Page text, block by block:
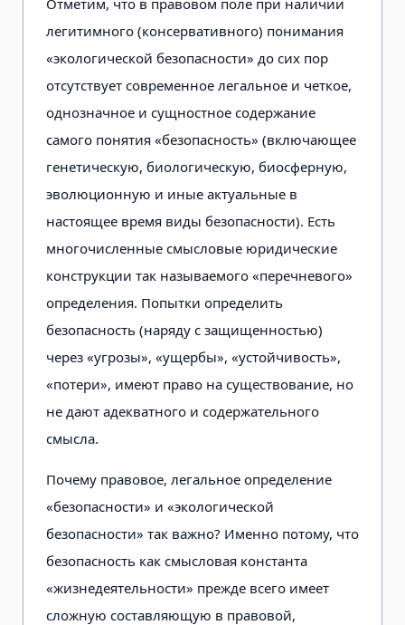
Отметим, что в правовом поле при наличии
легитимного (консервативного) понимания
«экологической безопасности» до сих пор
отсутствует современное легальное и четкое,
однозначное и сущностное содержание
самого понятия «безопасность» (включающее
генетическую, биологическую, биосферную,
эволюционную и иные актуальные в
настоящее время виды безопасности). Есть
многочисленные смысловые юридические
конструкции так называемого «перечневого»
определения. Попытки определить
безопасность (наряду с защищенностью)
через «угрозы», «ущербы», «устойчивость»,
«потери», имеют право на существование, но
не дают адекватного и содержательного
смысла.
Почему правовое, легальное определение
«безопасности» и «экологической
безопасности» так важно? Именно потому, что
безопасность как смысловая константа
«жизнедеятельности» прежде всего имеет
сложную составляющую в правовой,